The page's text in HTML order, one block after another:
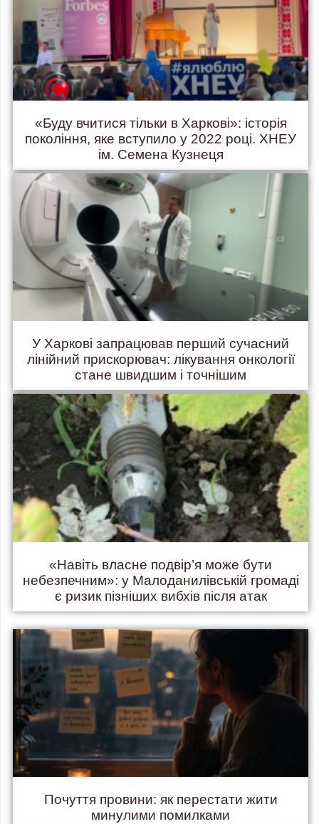
«Буду вчитися тільки в Харкові»: історія
покоління, яке вступило у 2022 році. ХНЕУ
ім. Семена Кузнеця
У Харкові запрацював перший сучасний
лінійний прискорювач: лікування онкології
стане швидшим і точнішим
«Навіть власне подвір’я може бути
небезпечним»: у Малоданилівській громаді
є ризик пізніших вибхів після атак
Почуття провини: як перестати жити
минулими помилками